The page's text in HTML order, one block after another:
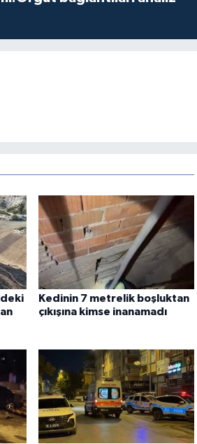
Kedinin 7 metrelik boşluktan
çıkışına kimse inanamadı